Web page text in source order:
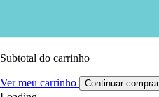
Subtotal do carrinho
Ver meu carrinho Continuar